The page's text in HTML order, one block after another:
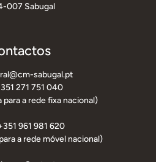
007 Sabugal
sabugal.pt
271 751 040
a rede fixa nacional)
961 981 620
a rede móvel nacional)